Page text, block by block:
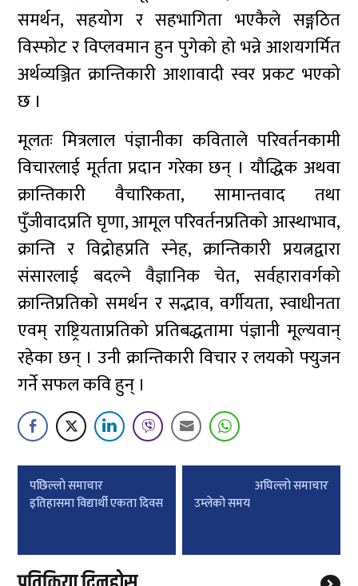
समर्थन, सहयोग र सहभागिता भएकैले सङ्गठित
विस्फोट र विप्लवमान हुन पुगेको हो भन्ने आशयगर्मित
अर्थव्यञ्जित क्रान्तिकारी आशावादी स्वर प्रकट भएको
छ ।
मूलतः मित्रलाल पंज्ञानीका कविताले परिवर्तनकामी
विचारलाई मूर्तता प्रदान गरेका छन् । यौद्धिक अथवा
क्रान्तिकारी वैचारिकता, सामान्तवाद तथा
पुँजीवादप्रति घृणा, आमूल परिवर्तनप्रतिको आस्थाभाव,
क्रान्ति र विद्रोहप्रति स्नेह, क्रान्तिकारी प्रयत्नद्वारा
संसारलाई बदल्ने वैज्ञानिक चेत, सर्वहारावर्गको
क्रान्तिप्रतिको समर्थन र सद्भाव, वर्गीयता, स्वाधीनता
एवम् राष्ट्रियताप्रतिको प्रतिबद्धतामा पंज्ञानी मूल्यवान्
रहेका छन् । उनी क्रान्तिकारी विचार र लयको फ्युजन
गर्ने सफल कवि हुन् ।
Post
navigation
पछिल्लाे समाचार
इतिहासमा विद्यार्थी एकता दिवस
अघिल्लाे समाचार
उम्लेको समय